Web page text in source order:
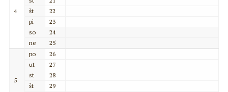
4
št
22
pi
23
so
24
ne
25
5
po
26
ut
27
st
28
št
29